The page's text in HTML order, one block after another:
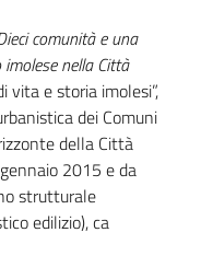
comunità e una
nella Città
vita e storia imolesi”,
dei Comuni
della Città
2015 e da
strutturale
edilizio), ca